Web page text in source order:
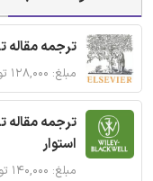
ترجمه
مبلغ: ۱۲۸,۰۰۰ تومان
ترجمه مقاله
استوار
مبلغ: ۱۴۰,۰۰۰ تومان